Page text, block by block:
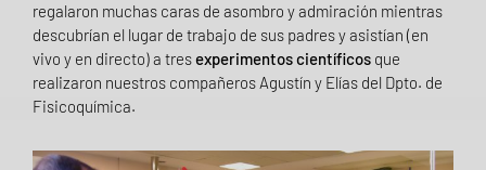
regalaron muchas caras de asombro y admiración mientras
descubrían el lugar de trabajo de sus padres y asistían (en
vivo y en directo) a tresexperimentos científicos que
realizaron nuestros compañeros Agustín y Elías del Dpto. de
Fisicoquímica.